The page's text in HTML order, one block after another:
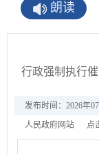
朗读
行政强制执行
发布时间：2026年
人民政府网站
点